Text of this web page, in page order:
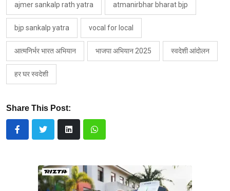
ajmer sankalp rath yatra atmanirbhar bharat bjp
bjp sankalp yatra vocal for local
आत्मनिर्भर भारत अभियान भाजपा अभियान 2025 स्वदेशी आंदोलन
हर घर स्वदेशी
Share This Post: